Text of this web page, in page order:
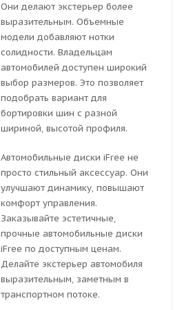
Они делают экстерьер более
выразительным. Объемные
модели добавляют нотки
солидности. Владельцам
автомобилей доступен широкий
выбор размеров. Это позволяет
подобрать вариант для
бортировки шин с разной
шириной, высотой профиля.
Автомобильные диски iFree не
просто стильный аксессуар. Они
улучшают динамику, повышают
комфорт управления.
Заказывайте эстетичные,
прочные автомобильные диски
iFree по доступным ценам.
Делайте экстерьер автомобиля
выразительным, заметным в
транспортном потоке.